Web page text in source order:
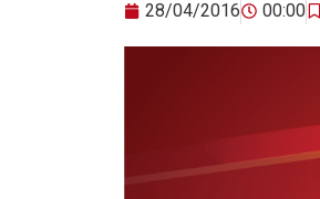
28/04/2016 00:00